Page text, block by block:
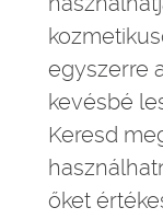
egyszerre
kevésbé
Keresd
őket